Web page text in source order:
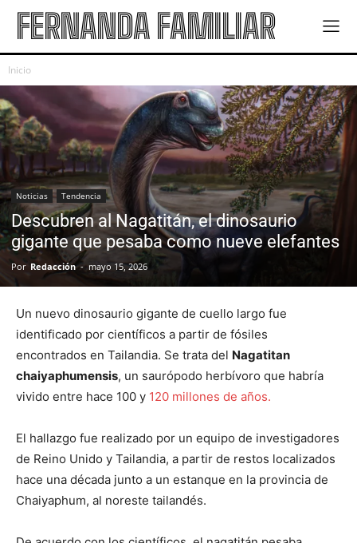
FERNANDA FAMILIAR
Inicio
Noticias Tendencia
Descubren al Nagatitán, el dinosaurio
gigante que pesaba como nueve elefantes
Por Redacción - mayo 15, 2026
Un nuevo dinosaurio gigante de cuello largo fue
identificado por científicos a partir de fósiles
encontrados en Tailandia. Se trata del Nagatitan
chaiyaphumensis, un saurópodo herbívoro que habría
vivido entre hace 100 y 120 millones de años.
El hallazgo fue realizado por un equipo de investigadores
de Reino Unido y Tailandia, a partir de restos localizados
hace una década junto a un estanque en la provincia de
Chaiyaphum, al noreste tailandés.